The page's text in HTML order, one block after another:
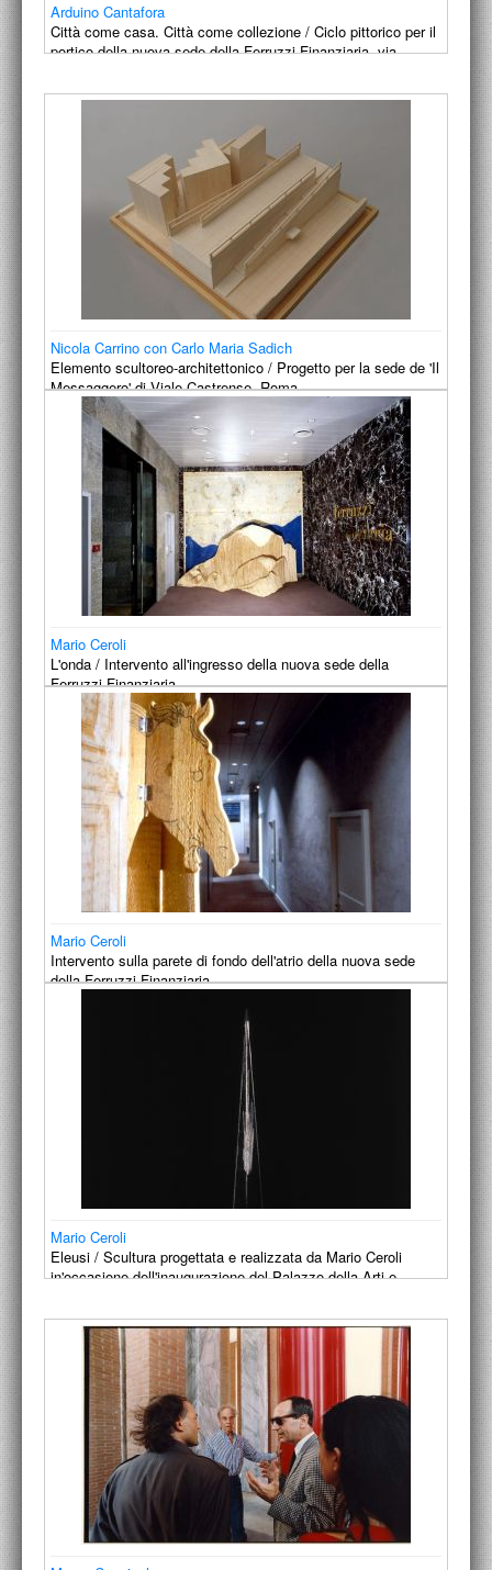
Arduino Cantafora
Città come casa. Città come collezione / Ciclo pittorico per il
portico della nuova sede della Ferruzzi Finanziaria, via…
Nicola Carrino con Carlo Maria Sadich
Elemento scultoreo-architettonico / Progetto per la sede de 'Il
Messaggero' di Viale Castrense, Roma
1990-1991
Mario Ceroli
L'onda / Intervento all'ingresso della nuova sede della
Ferruzzi Finanziaria.
1990-1991
Mario Ceroli
Intervento sulla parete di fondo dell'atrio della nuova sede
della Ferruzzi Finanziaria.
Mario Ceroli
Eleusi / Scultura progettata e realizzata da Mario Ceroli
in'occasione dell'inaugurazione del Palazzo della Arti e
1991